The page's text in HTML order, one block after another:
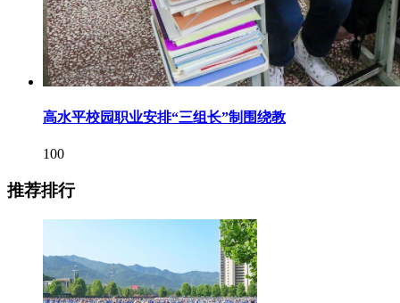
高水平校园职业安排“三组长”制围绕教
100
推荐排行